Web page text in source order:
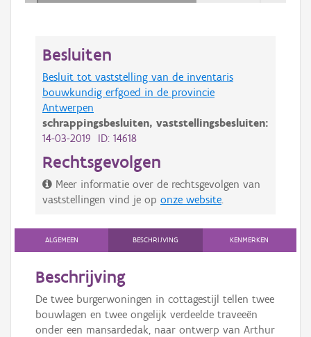
Besluiten
Besluit tot vaststelling van de inventaris
bouwkundig erfgoed in de provincie
Antwerpen
schrappingsbesluiten, vaststellingsbesluiten:
14-03-2019 ID: 14618
Rechtsgevolgen
Meer informatie over de rechtsgevolgen van
vaststellingen vind je op onze website
ALGEMEEN BESCHRIJVING KENMERKEN
Beschrijving
De twee burgerwoningen in cottagestijl tellen twee
bouwlagen en twee ongelijk verdeelde traveeën
onder een mansardedak, naar ontwerp van Arthur